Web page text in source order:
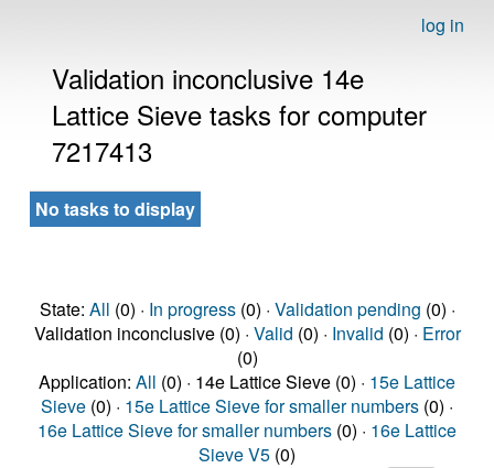
log in
Validation inconclusive 14e
Lattice Sieve tasks for computer
7217413
No tasks to display
State: All (0) · In progress(0) · Validation pending (0) ·
Validation inconclusive (0) · Valid (0) · Invalid (0) · Error
(0)
Application: All (0) · 14e Lattice Sieve (0) · 15e Lattice
Sieve (0) · 15e Lattice Sieve for smaller numbers (0) ·
16e Lattice Sieve for smaller numbers (0) · 16e Lattice
Sieve V5 (0)